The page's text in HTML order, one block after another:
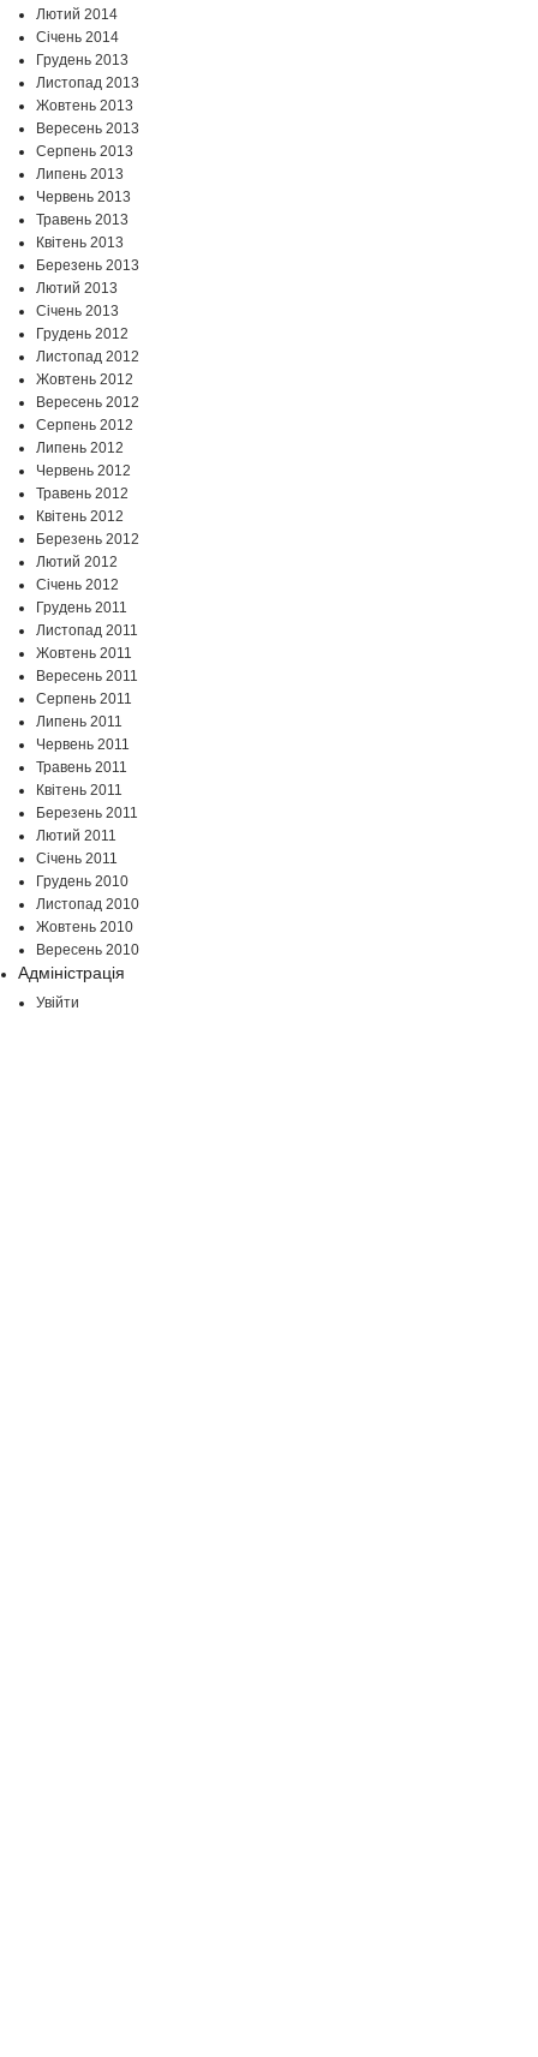
Лютий 2014
Січень 2014
Грудень 2013
Листопад 2013
Жовтень 2013
Вересень 2013
Серпень 2013
Липень 2013
Червень 2013
Травень 2013
Квітень 2013
Березень 2013
Лютий 2013
Січень 2013
Грудень 2012
Листопад 2012
Жовтень 2012
Вересень 2012
Серпень 2012
Липень 2012
Червень 2012
Травень 2012
Квітень 2012
Березень 2012
Лютий 2012
Січень 2012
Грудень 2011
Листопад 2011
Жовтень 2011
Вересень 2011
Серпень 2011
Липень 2011
Червень 2011
Травень 2011
Квітень 2011
Березень 2011
Лютий 2011
Січень 2011
Грудень 2010
Листопад 2010
Жовтень 2010
Вересень 2010
Адміністрація
Увійти